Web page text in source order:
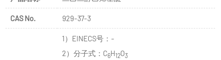
CAS No. 929-37-3
1）EINECS号：-
2）分子式：C6H12O3